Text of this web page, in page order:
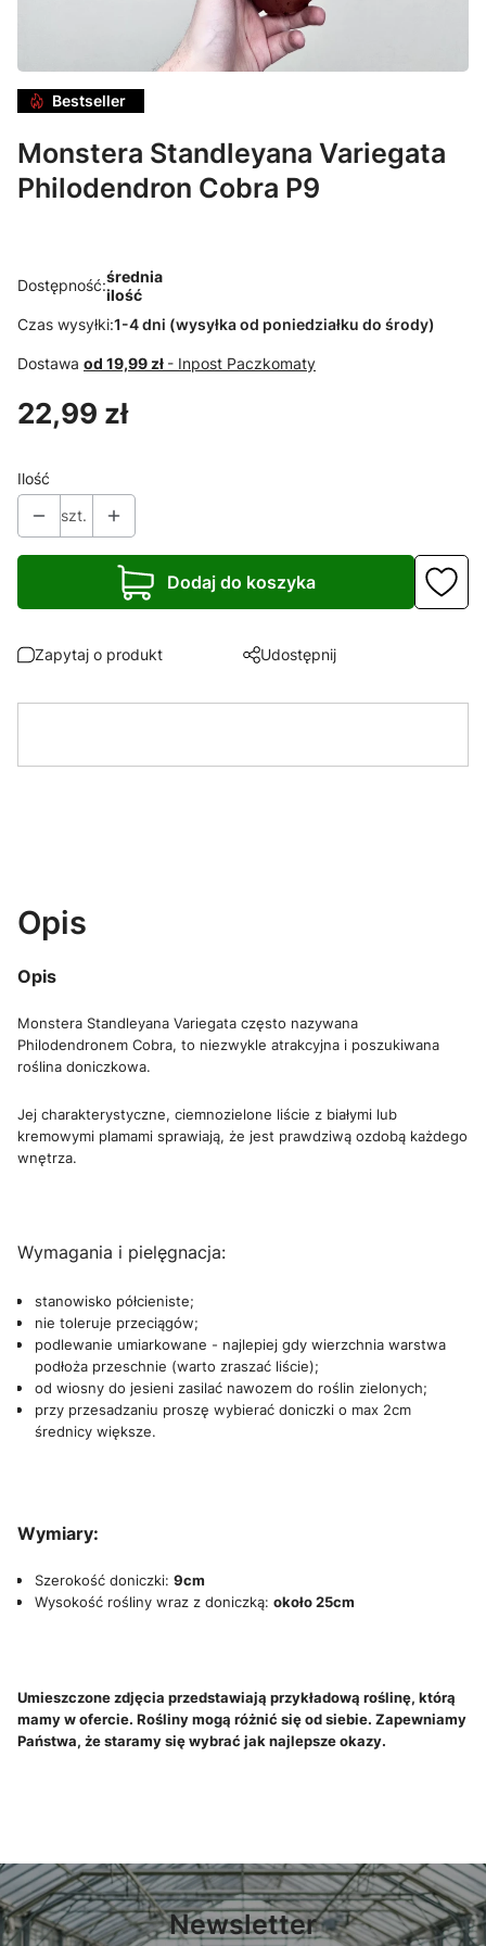
Bestseller
Monstera Standleyana Variegata
Philodendron Cobra P9
Dostępność:średnia
ilość
Czas wysyłki:1-4 dni (wysyłka od poniedziałku do środy)
Dostawa od 19,99 zł - Inpost Paczkomaty
Cena
22,99 zł
Ilość
szt.
Dodaj do koszyka
Zapytaj o produkt Udostępnij
Opis
Opis
Monstera Standleyana Variegata często nazywana
Philodendronem Cobra, to niezwykle atrakcyjna i poszukiwana
roślina doniczkowa.
Jej charakterystyczne, ciemnozielone liście z białymi lub
kremowymi plamami sprawiają, że jest prawdziwą ozdobą każdego
wnętrza.
Wymagania i pielęgnacja:
stanowisko półcieniste;
nie toleruje przeciągów;
podlewanie umiarkowane - najlepiej gdy wierzchnia warstwa
podłoża przeschnie (warto zraszać liście);
od wiosny do jesieni zasilać nawozem do roślin zielonych;
przy przesadzaniu proszę wybierać doniczki o max 2cm
średnicy większe.
Wymiary:
Szerokość doniczki: 9cm
Wysokość rośliny wraz z doniczką: około 25cm
Umieszczone zdjęcia przedstawiają przykładową roślinę, którą
mamy w ofercie. Rośliny mogą różnić się od siebie. Zapewniamy
Państwa, że staramy się wybrać jak najlepsze okazy.
Newsletter